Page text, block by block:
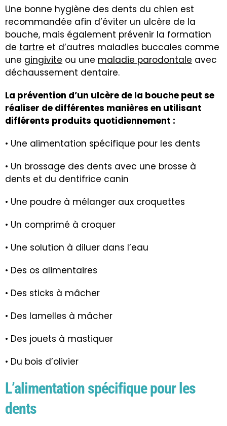
Une bonne hygiène des dents du chien est
recommandée afin d’éviter un ulcère de la
bouche, mais également prévenir la formation
de tartre et d’autres maladies buccales comme
une gingivite ou une maladie parodontale avec
déchaussement dentaire.
La prévention d’un ulcère de la bouche peut se
réaliser de différentes manières en utilisant
différents produits quotidiennement :
• Une alimentation spécifique pour les dents
• Un brossage des dents avec une brosse à
dents et du dentifrice canin
• Une poudre à mélanger aux croquettes
• Un comprimé à croquer
• Une solution à diluer dans l’eau
• Des os alimentaires
• Des sticks à mâcher
• Des lamelles à mâcher
• Des jouets à mastiquer
• Du bois d’olivier
L’alimentation spécifique pour les
dents